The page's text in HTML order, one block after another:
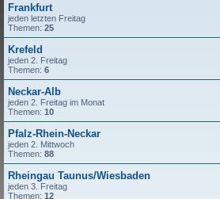
Frankfurt
jeden letzten Freitag
Themen: 25
Krefeld
jeden 2. Freitag
Themen: 6
Neckar-Alb
jeden 2. Freitag im Monat
Themen: 10
Pfalz-Rhein-Neckar
jeden 2. Mittwoch
Themen: 88
Rheingau Taunus/Wiesbaden
jeden 3. Freitag
Themen: 12